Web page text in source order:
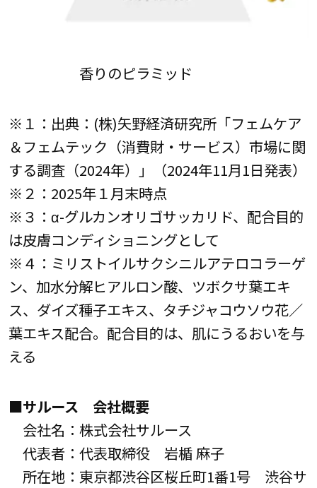
香りのピラミッド
※１：出典：(株)矢野経済研究所「フェムケア
＆フェムテック（消費財・サービス）市場に関
する調査（2024年）」（2024年11月1日発表）
※２：2025年１月末時点
※３：α-グルカンオリゴサッカリド、配合目的
は皮膚コンディショニングとして
※４：ミリストイルサクシニルアテロコラーゲ
ン、加水分解ヒアルロン酸、ツボクサ葉エキ
ス、ダイズ種子エキス、タチジャコウソウ花／
葉エキス配合。配合目的は、肌にうるおいを与
える
■サルース 会社概要
会社名：株式会社サルース
代表者：代表取締役 岩楯 麻子
所在地：東京都渋谷区桜丘町1番1号 渋谷サ